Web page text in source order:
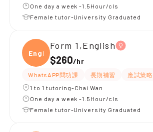
One day a week -1.5Hour/cls
Female tutor-University Graduated
Engli
Form 1,English
$260/hr
WhatsAPP問功課 長期補習 應試策略
1 to 1 tutoring-Chai Wan
One day a week -1.5Hour/cls
Female tutor-University Graduated